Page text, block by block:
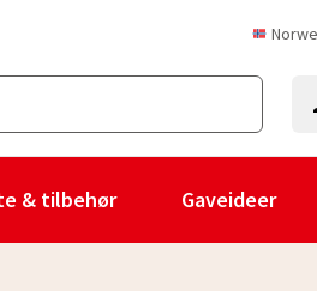
& tilbehør Gaveideer